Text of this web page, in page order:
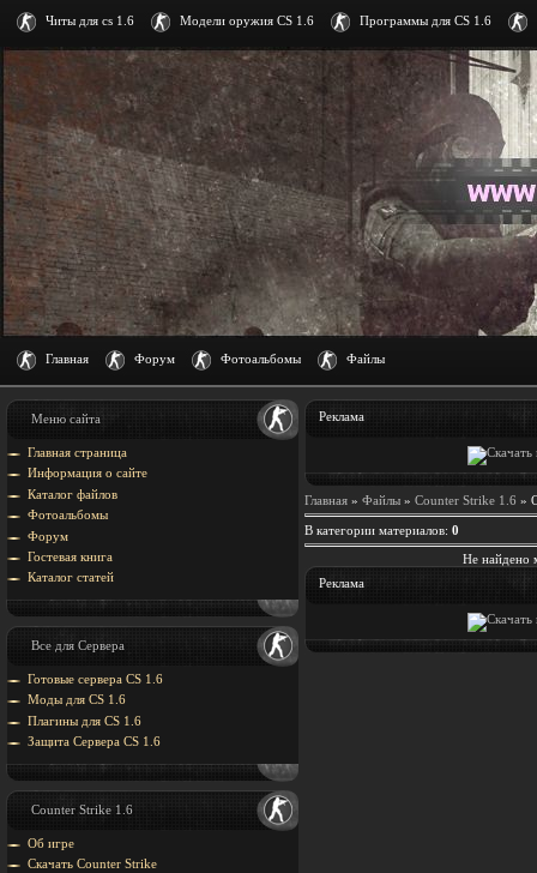
Читы для cs 1.6 Модели оружия CS 1.6 Программы для CS 1.6
Главная Форум Фотоальбомы Файлы
Меню сайта
Главная страница
Информация о сайте
Каталог файлов
Фотоальбомы
Форум
Гостевая книга
Каталог статей
Все для Сервера
Готовые сервера CS 1.6
Моды для CS 1.6
Плагины для CS 1.6
Защита Cервера CS 1.6
Counter Strike 1.6
Об игре
Скачать Counter Strike
Реклама
Главная » Файлы » Counter Strike 1.6 »
В категории материалов: 0
Не найдено
Реклама